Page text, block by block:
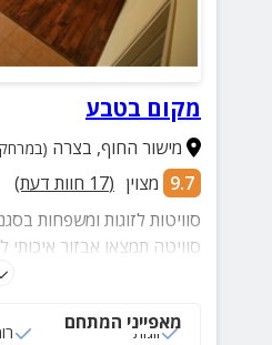
מקום בטבע
מישור החוף, בצרה (במרחק של
9.7 מצוין (
17 חוות דעת)
סוויטות לזוגות ומשפחות
סוויטה תמצאו אבזור
ישיבה - והכל במרחק נסיעה
מאפייני המתחם
זוגות